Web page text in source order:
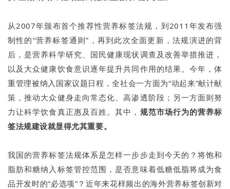
从2007年颁布首个推荐性营养标签法规，到2011年发布强
制性的“营养标签通则”，再到此次全面更新，法规演进的背
后，是营养科学研究、国民健康现状调查及改善举措推进，
以及大众健康饮食意识逐年提升共同作用的结果。今年，体
重管理被纳入国家议题日程，全社会一方面为“动起来”献计献
策，推动大众健身走向常态化、高渗透阶段；另一方面则努
力让科学饮食真正惠及百姓。其中， 规范市场行为的营养标
签法规建设就显得尤其重要。
我国的营养标签法规体系是怎样一步步走到今天的？将饱和
脂肪和糖纳入标签管控范围，是否意味着低糖低脂将成为食
品开发时的“必选项”？近年来花样频出的海外营养标签创新对